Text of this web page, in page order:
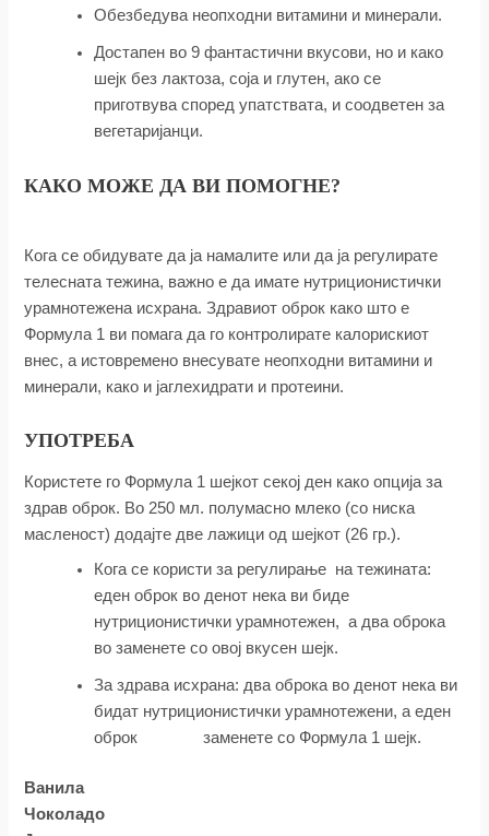
Обезбедува неопходни витамини и минерали.
Достапен во 9 фантастични вкусови, но и како
шејк без лактоза, соја и глутен, ако се
приготвува според упатствата, и соодветен за
вегетаријанци.
КАКО МОЖЕ ДА ВИ ПОМОГНЕ?
Кога се обидувате да ја намалите или да ја регулирате
телесната тежина, важно е да имате нутриционистички
урамнотежена исхрана. Здравиот оброк како што е
Формула 1 ви помага да го контролирате калорискиот
внес, а истовремено внесувате неопходни витамини и
минерали, како и јаглехидрати и протеини.
УПОТРЕБА
Користете го Формула 1 шејкот секој ден како опција за
здрав оброк. Во 250 мл. полумасно млеко (со ниска
масленост) додајте две лажици од шејкот (26 гр.).
Кога се користи за регулирање на тежината:
еден оброк во денот нека ви биде
нутриционистички урамнотежен, а два оброка
во заменете со овој вкусен шејк.
За здрава исхрана: два оброка во денот нека ви
бидат нутриционистички урамнотежени, а еден
оброк заменете со Формула 1 шејк.
Ванила
Чоколадо